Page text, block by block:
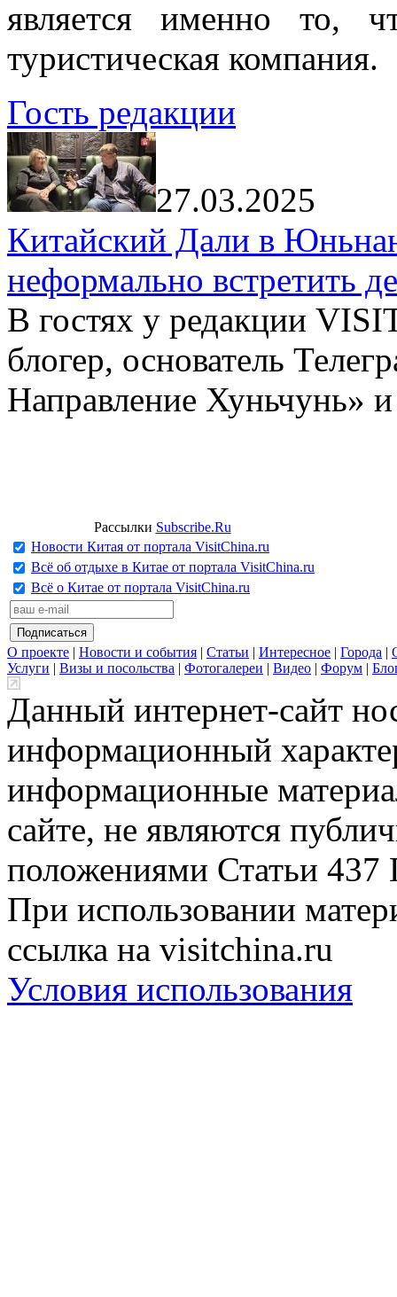
является именно то,
туристическая компания.
Гость редакции
27.03.2025
Китайский Дали в
неформально встретить
В гостях у редакции
блогер, основатель
Направление Хуньчунь»
Рассылки Subscribe.Ru
Новости Китая от портала VisitChina.ru
Всё об отдыхе в Китае от портала VisitChina.ru
Всё о Китае от портала VisitChina.ru
О проекте | Новости и события | Статьи | Интересное | Города |
Услуги | Визы и посольства | Фотогалереи | Видео | Форум |
Данный интернет-сайт
информационный
информационные
сайте, не являются
положениями Статьи 437
При использовании
ссылка на visitchina.ru
Условия использования